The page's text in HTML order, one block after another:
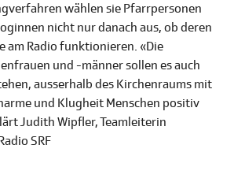
wählen sie Pfarrpersonen
nicht nur danach aus, ob deren
am Radio funktionieren. «Die
und -männer sollen es auch
ausserhalb des Kirchenraums mit
und Klugheit Menschen positiv
Judith Wipfler, Teamleiterin
SRF